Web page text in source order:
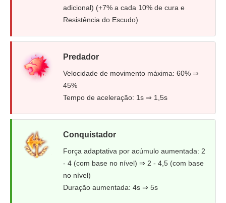
adicional) (+7% a cada 10% de cura e
Resistência do Escudo)
Predador
Velocidade de movimento máxima: 60% ⇒
45%
Tempo de aceleração: 1s ⇒ 1,5s
Conquistador
Força adaptativa por acúmulo aumentada: 2
- 4 (com base no nível) ⇒ 2 - 4,5 (com base
no nível)
Duração aumentada: 4s ⇒ 5s